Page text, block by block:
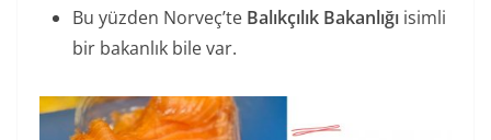
Bu yüzden Norveç’te Balıkçılık Bakanlığı isimli
bir bakanlık bile var.